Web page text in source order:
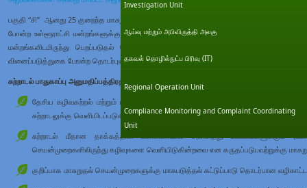
Investigation Unit
ஆய்வு மற்றும் அபிவிருத்தி அலகு
தகவல் தொழில்நுட்ப பிரிவு (IT)
Regional Operation Unit
Compliance Monitoring and Complaint Coordinating
Unit
பகுதி “சி” ஆனது 25 குறைந்த மாசுறுதல் தொழில்துறை செயற்பாடுகளை உள்ளடக்கி
போன்ற உள்ளூராட்சி மன்றங்களுக்கு அதிகாரமளிக்கப்பட்டவையாக இருக்கின்றன. பட்டியல்
மன்றங்களிடமிருந்து பெறப்படுதல் வேண்டும். உள்ளூர் அதிகாரசபைகள் சு.பா.அ.
வினைப்படுத்துகை போன்ற தொடர்புடைய பணிகளையும் மேற்கொள்கின்றன.
சுற்றாடல் பாதுகாப்பு அனுமதிப்பத்திரத்தின் (சு.பா.அ.) நோக்கங்கள்
தேசிய கழிவகற்றல் மற்றும் புகை வெளியேற்றல் தராதரங்களுக்கு இயைந்த வகையில்
சுற்றாடலுக்கு வெளியிடப்படுகின்ற கழிவுகள் வெளியேற்றங்களை தடுத்தல் அல்லது
சுற்றாடல் மீதான தாக்கத்தின் பின்னணியில் அனைத்து ஊடகங்களுக்கும் (வளி,
செயன்முறைகளிலிருந்து கழிவுகளை வெளியிடுகின்றவை என கருதப்படுபவற்றுக்கு
குறிப்பாக மாசுறுதல் செயன்முறைகளுக்கு மாசுபடுத்தல் கட்டுப்பாடு தொடர்பான